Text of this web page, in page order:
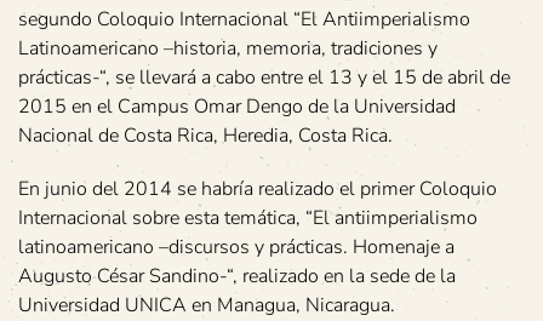
segundo Coloquio Internacional “El Antiimperialismo
Latinoamericano –historia, memoria, tradiciones y
prácticas-“, se llevará a cabo entre el 13 y el 15 de abril de
2015 en el Campus Omar Dengo de la Universidad
Nacional de Costa Rica, Heredia, Costa Rica.
En junio del 2014 se habría realizado el primer Coloquio
Internacional sobre esta temática, “El antiimperialismo
latinoamericano –discursos y prácticas. Homenaje a
Augusto César Sandino-“, realizado en la sede de la
Universidad UNICA en Managua, Nicaragua.